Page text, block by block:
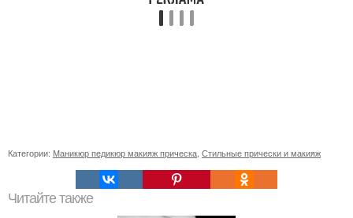
Категории: Маникюр педикюр макияж прическа, Стильные прически и макияж
Читайте также